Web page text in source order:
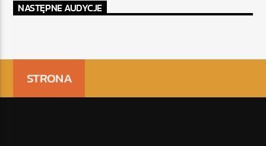
NASTĘPNE AUDYCJE
STRONA